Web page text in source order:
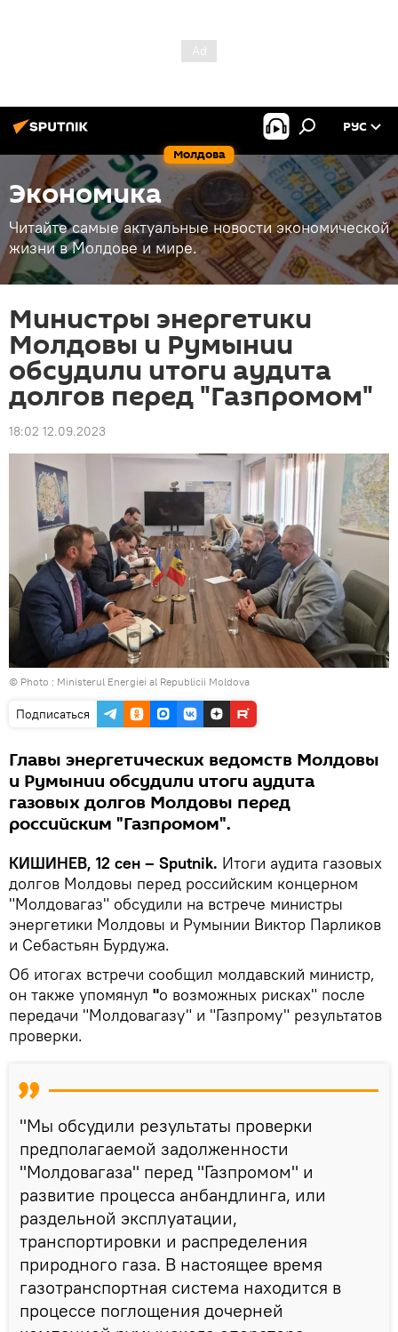
Молдова
РУС
Экономика
Читайте самые актуальные новости экономической
жизни в Молдове и мире.
Министры энергетики
Молдовы и Румынии
обсудили итоги аудита
долгов перед "Газпромом"
18:02 12.09.2023
© Photo : Ministerul Energiei al Republicii Moldova
Подписаться
Главы энергетических ведомств Молдовы
и Румынии обсудили итоги аудита
газовых долгов Молдовы перед
российским "Газпромом".
КИШИНЕВ, 12 сен – Sputnik. Итоги аудита газовых
долгов Молдовы перед российским концерном
"Молдовагаз" обсудили на встрече министры
энергетики Молдовы и Румынии Виктор Парликов
и Себастьян Бурдужа.
Об итогах встречи сообщил молдавский министр,
он также упомянул "о возможных рисках" после
передачи "Молдовагазу" и "Газпрому" результатов
проверки.
"Мы обсудили результаты проверки
предполагаемой задолженности
"Молдовагаза" перед "Газпромом" и
развитие процесса анбандлинга, или
раздельной эксплуатации,
транспортировки и распределения
природного газа. В настоящее время
газотранспортная система находится в
процессе поглощения дочерней